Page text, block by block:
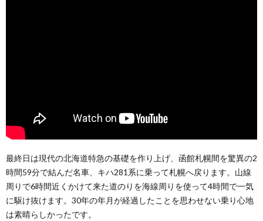
最終日は現代の北海道特急の基礎を作り上げ、函館札幌間を驚異の2
時間59分で結んだ名車、キハ281系に乗って札幌へ戻ります。山線
周りで6時間近くかけて来た道のりを海線周りを使って4時間で一気
に駆け抜けます。30年の年月が経過したことを思わせない乗り心地
は素晴らしかったです。